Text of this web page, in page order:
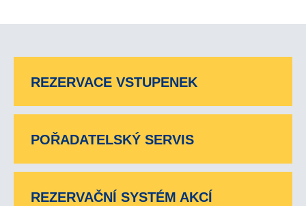
REZERVACE VSTUPENEK
POŘADATELSKÝ SERVIS
REZERVAČNÍ SYSTÉM AKCÍ